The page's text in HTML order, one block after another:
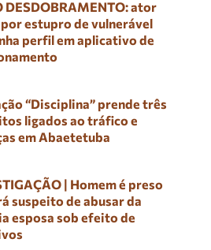
DESDOBRAMENTO: ator
estupro de vulnerável
perfil em aplicativo de
“Disciplina” prende três
ligados ao tráfico e
em Abaetetuba
| Homem é preso
suspeito de abusar da
esposa sob efeito de